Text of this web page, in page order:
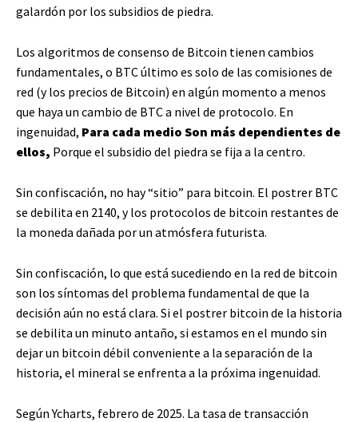
galardón por los subsidios de piedra.
Los algoritmos de consenso de Bitcoin tienen cambios
fundamentales, o BTC último es solo de las comisiones de
red (y los precios de Bitcoin) en algún momento a menos
que haya un cambio de BTC a nivel de protocolo. En
ingenuidad, Para cada medio Son más dependientes de
ellos, Porque el subsidio del piedra se fija a la centro.
Sin confiscación, no hay “sitio” para bitcoin. El postrer BTC
se debilita en 2140, y los protocolos de bitcoin restantes de
la moneda dañada por un atmósfera futurista.
Sin confiscación, lo que está sucediendo en la red de bitcoin
son los síntomas del problema fundamental de que la
decisión aún no está clara. Si el postrer bitcoin de la historia
se debilita un minuto antaño, si estamos en el mundo sin
dejar un bitcoin débil conveniente a la separación de la
historia, el mineral se enfrenta a la próxima ingenuidad.
Según Ycharts, febrero de 2025. La tasa de transacción